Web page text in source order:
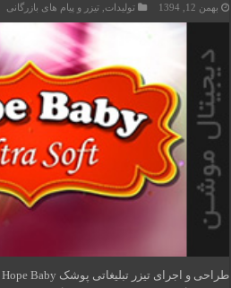
بهمن 12, 1394 تولیدات ,تیزر و پیام های بازرگانی